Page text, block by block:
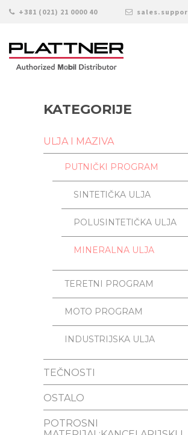
+381 (021) 21 0000 40
KATEGORIJE
ULJA I MAZIVA
PUTNIČKI PROGRAM
SINTETIČKA ULJA
POLUSINTETIČKA ULJA
MINERALNA ULJA
TERETNI PROGRAM
MOTO PROGRAM
INDUSTRIJSKA ULJA
TEČNOSTI
OSTALO
POTROSNI